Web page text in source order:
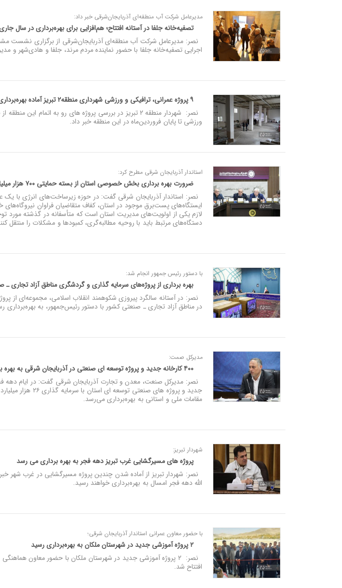
مدیرعامل شرکت آب منطقه‌ای آذربایجان‌شرقی خبر داد:
تصفیه‌خانه جلفا در آستانه افتتاح؛ هم‌افزایی برای بهره‌برداری در سال
نصر: مدیرعامل شرکت آب منطقه‌ای آذربایجان‌شرقی از برگزاری نشست
اجرایی تصفیه‌خانه جلفا با حضور نماینده مردم مرند، جلفا و هادی‌شهر و
ورزشی تا پایان فروردین‌ماه در این منطقه خبر داد.
استاندار آذربایجان شرقی مطرح کرد:
ضرورت بهره‌ برداری بخش خصوصی استان از بسته حمایتی ۷۰۰ هزار میلیاردی دولت
نصر: استاندار آذربایجان شرقی گفت: در حوزه زیرساخت‌های انرژی با
ایستگاه‌های پست‌برق موجود در استان، کفاف متقاضیان فراوان
لازم یکی از اولویت‌های مدیریت استان است که متأسفانه در گذشته مورد
دستگاه‌های مرتبط باید با روحیه مطالبه‌گری، کمبودها و مشکلات را منتقل
با دستور رئیس‌ جمهور انجام شد:
بهره‌ برداری از پروژه‌های سرمایه‌ گذاری و گردشگری مناطق آزاد تجاری ـ
نصر: در آستانه سالگرد پیروزی شکوهمند انقلاب اسلامی، مجموعه‌ای از
در مناطق آزاد تجاری ـ صنعتی کشور با دستور رئیس‌جمهور، به بهره‌برداری
مدیرکل صمت:
مقامات ملی و استانی به بهره‌برداری می‌رسد.
شهردار تبریز:
پروژه‌ های مسیرگشایی غرب تبریز دهه فجر به بهره‌ برداری می‌ رسد
نصر: شهردار تبریز از آماده شدن چندین پروژه مسیرگشایی در غرب شهر
الله دهه فجر امسال به بهره‌برداری خواهند رسید.
با حضور معاون عمرانی استاندار آذربایجان شرقی؛
نصر: ۲ پروژه آموزشی جدید در شهرستان ملکان با حضور معاون
افتتاح شد.